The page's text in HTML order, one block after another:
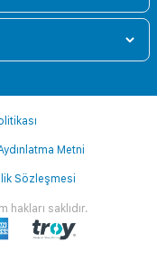
saklıdır.
Metni
Sözleşmesi